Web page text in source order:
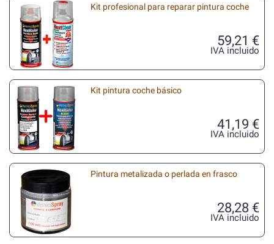
Kit profesional para reparar pintura coche
59,21 €
IVA incluido
Kit pintura coche básico
41,19 €
IVA incluido
Pintura metalizada o perlada en frasco
28,28 €
IVA incluido